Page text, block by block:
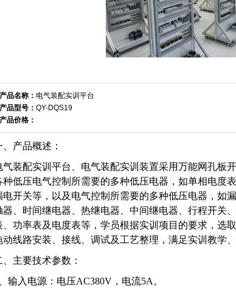
产品名称： 电气装配实训平台
产品型号： QY-DQS19
产品价格：
、产品概述：
气装配实训平台、电气装配实训装置采用万能网孔板
种低压电气控制所需要的多种低压电器，如单相电度
电开关等，以及电气控制所需要的多种低压电器，如
器、时间继电器、热继电器、中间继电器、行程开关
、功率表及电度表等，学员根据实训项目的要求，选
动线路安装、接线、调试及工艺整理，满足实训教学
、主要技术参数：
输入电源：电压AC380V，电流5A。